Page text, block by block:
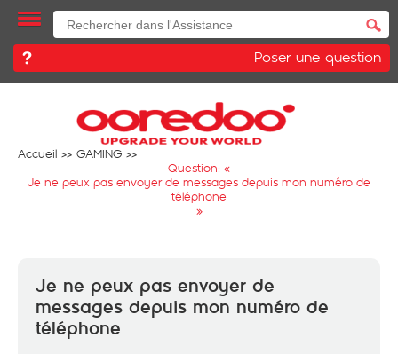
Poser une question
Accueil
GAMING
Question: «
Je ne peux pas envoyer de messages depuis mon numéro de
téléphone
»
Je ne peux pas envoyer de
messages depuis mon numéro de
téléphone